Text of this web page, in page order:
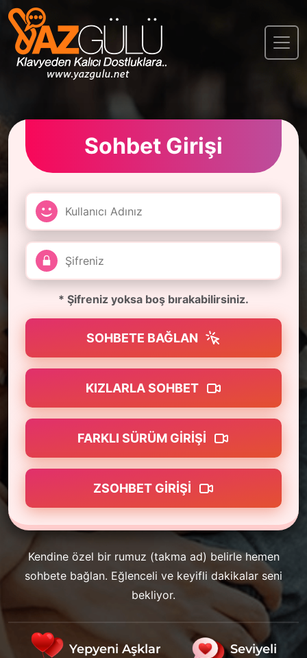
Sohbet Girişi
* Şifreniz yoksa boş bırakabilirsiniz.
SOHBETE BAĞLAN
KIZLARLA SOHBET
FARKLI SÜRÜM GIRIŞI
ZSOHBET GIRIŞI
Kendine özel bir rumuz (takma ad) belirle hemen
sohbete bağlan. Eğlenceli ve keyifli dakikalar seni
bekliyor.
Yepyeni Aşklar
Seviyeli